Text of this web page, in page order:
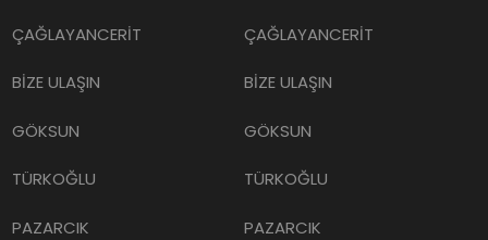
ÇAĞLAYANCERİT
BİZE ULAŞIN
GÖKSUN
TÜRKOĞLU
PAZARCIK
ÇAĞLAYANCERİT
BİZE ULAŞIN
GÖKSUN
TÜRKOĞLU
PAZARCIK